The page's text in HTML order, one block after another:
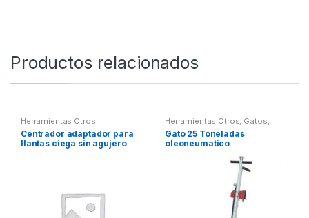
Productos relacionados
Herramientas Otros
Centrador adaptador para
llantas ciega sin agujero
Herramientas Otros, Gatos,
Soportes y Hidraulica
Gato 25 Toneladas
oleoneumatico